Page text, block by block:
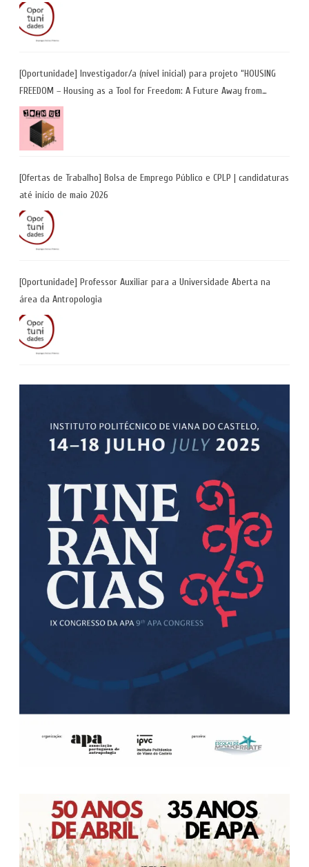
Coimbra | Candidaturas até 29 de maio 2026
[Oportunidade] Investigador/a (nível inicial) para projeto “HOUSING
FREEDOM – Housing as a Tool for Freedom: A Future Away from
Incarceration” | até 8 de maio
[Ofertas de Trabalho] Bolsa de Emprego Público e CPLP | candidaturas
até início de maio 2026
[Oportunidade] Professor Auxiliar para a Universidade Aberta na
área da Antropologia